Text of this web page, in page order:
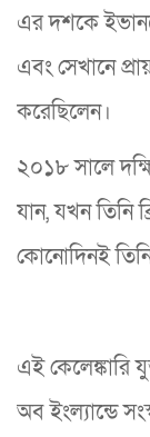
এর দশকে
এবং সেখানে
করেছিলেন।
২০১৮ সালে
যান, যখন তিনি
কোনোদিনই
এই কেলেঙ্কারি
অব ইংল্যান্ডে